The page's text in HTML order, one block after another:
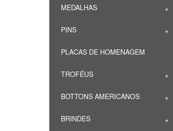
MEDALHAS
PINS
PLACAS DE HOMENAGEM
TROFÉUS
BOTTONS AMERICANOS
BRINDES